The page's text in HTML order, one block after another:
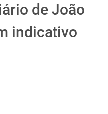
de João
indicativo